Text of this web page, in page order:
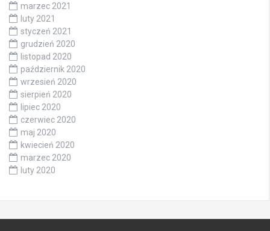
marzec 2021
luty 2021
styczeń 2021
grudzień 2020
listopad 2020
październik 2020
wrzesień 2020
sierpień 2020
lipiec 2020
czerwiec 2020
maj 2020
kwiecień 2020
marzec 2020
luty 2020